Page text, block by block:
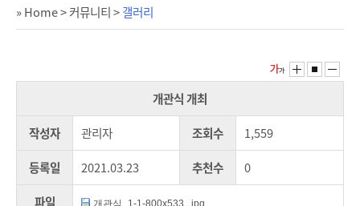
» Home>커뮤니티>갤러리
개관식 개최
작성자
관리자 조회수
1,559
등록일
2021.03.23 추천수
0
파일